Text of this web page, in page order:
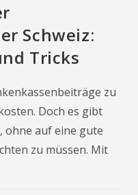
Schweiz:
Tricks
zu
Doch es gibt
ohne auf eine gute
zu müssen. Mit